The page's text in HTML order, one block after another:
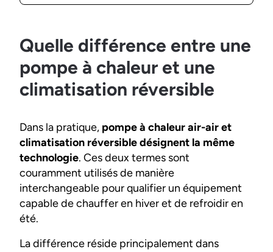
Quelle différence entre une
pompe à chaleur et une
climatisation réversible
Dans la pratique, pompe à chaleur air-air et
climatisation réversible désignent la même
technologie. Ces deux termes sont
couramment utilisés de manière
interchangeable pour qualifier un équipement
capable de chauffer en hiver et de refroidir en
été.
La différence réside principalement dans